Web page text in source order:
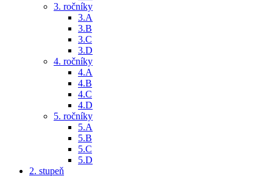
3. ročníky
3.A
3.B
3.C
3.D
4. ročníky
4.A
4.B
4.C
4.D
5. ročníky
5.A
5.B
5.C
5.D
2. stupeň